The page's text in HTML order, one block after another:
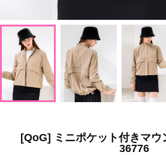
[QoG] ミニポケット付きマウ
36776